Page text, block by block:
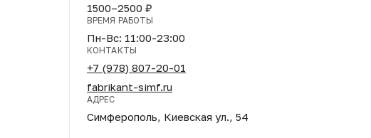
1500–2500 ₽
ВРЕМЯ РАБОТЫ
Пн-Вс: 11:00-23:00
КОНТАКТЫ
+7 (978) 807-20-01
fabrikant-simf.ru
АДРЕС
Симферополь, Киевская ул., 54